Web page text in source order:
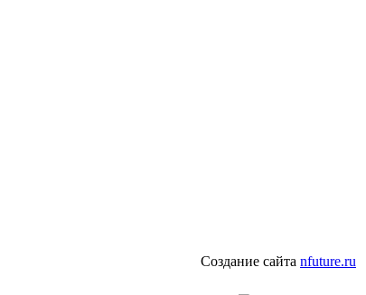
Создание сайта nfuture.ru